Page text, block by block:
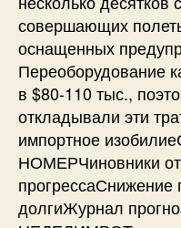
совершающих
оснащенных
Переоборудование
в $80-110 тыс.,
откладывали эти
импортное
НОМЕРЧиновники
долгиЖурнал